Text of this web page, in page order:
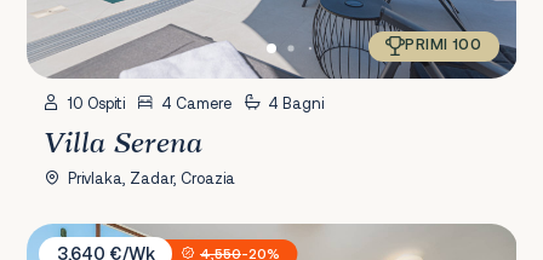
PRIMI 100
10 Ospiti 4 Camere 4 Bagni
Villa Serena
Privlaka, Zadar, Croazia
Villa Jasmin
3,640 €/Wk
4,550-20%